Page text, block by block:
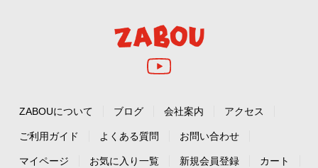
ZABOUについて ブログ 会社案内 アクセス
ご利用ガイド よくある質問 お問い合わせ
マイページ お気に入り一覧 新規会員登録 カート